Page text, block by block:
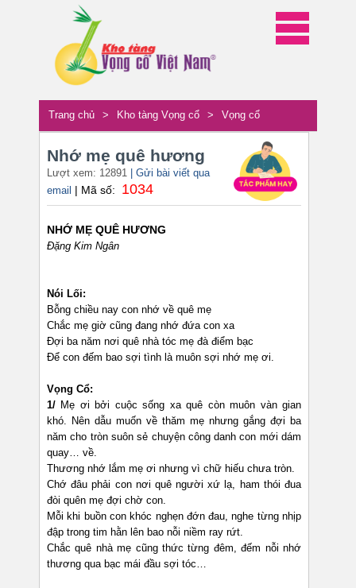
Trang chủ > Kho tàng Vọng cổ > Vọng cổ
Nhớ mẹ quê hương
Lượt xem: 12891
| Gửi bài viết qua
email | Mã số: 1034
NHỚ MẸ QUÊ HƯƠNG
Đặng Kim Ngân
Nói Lối:
Bỗng chiều nay con nhớ về quê mẹ
Chắc mẹ giờ cũng đang nhớ đứa con xa
Đợi ba năm nơi quê nhà tóc mẹ đà điểm bạc
Để con đếm bao sợi tình là muôn sợi nhớ mẹ ơi.
Vọng Cổ:
1/ Mẹ ơi bởi cuộc sống xa quê còn muôn vàn gian
khó. Nên dẫu muốn về thăm mẹ nhưng gắng đợi ba
năm cho tròn suôn sẻ chuyện công danh con mới dám
quay… về.
Thương nhớ lắm mẹ ơi nhưng vì chữ hiếu chưa tròn.
Chớ đâu phải con nơi quê người xứ lạ, ham thói đua
đòi quên mẹ đợi chờ con.
Mỗi khi buồn con khóc nghẹn đớn đau, nghe từng nhịp
đập trong tim hằn lên bao nỗi niềm ray rứt.
Chắc quê nhà mẹ cũng thức từng đêm, đếm nỗi nhớ
thương qua bạc mái đầu sợi tóc…